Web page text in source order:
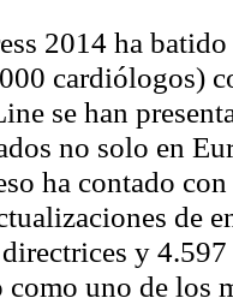
2014 ha
cardiólogos)
se han
no solo en
ha contado
de
y
como uno de los